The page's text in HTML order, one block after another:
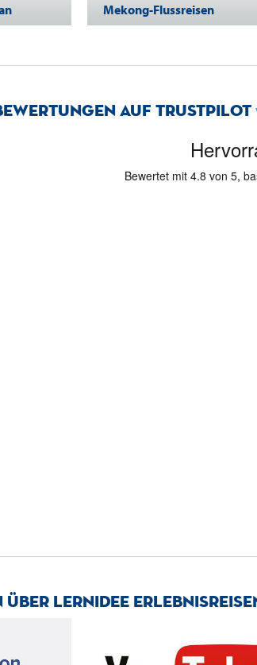
Mekong-Flussreisen
auf Trustpilot
über Lernidee